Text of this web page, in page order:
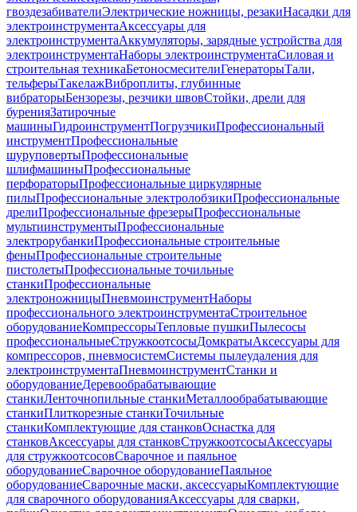
гвоздезабивателиЭлектрические ножницы, резакиНасадки для
электроинструментаАксессуары для
электроинструментаАккумуляторы, зарядные устройства для
электроинструментаНаборы электроинструментаСиловая и
строительная техникаБетоносмесителиГенераторыТали,
тельферыТакелажВиброплиты, глубинные
вибраторыБензорезы, резчики швовСтойки, дрели для
буренияЗатирочные
машиныГидроинструментПогрузчикиПрофессиональный
инструментПрофессиональные
шуруповертыПрофессиональные
шлифмашиныПрофессиональные
перфораторыПрофессиональные циркулярные
пилыПрофессиональные электролобзикиПрофессиональные
дрелиПрофессиональные фрезерыПрофессиональные
мультиинструментыПрофессиональные
электрорубанкиПрофессиональные строительные
феныПрофессиональные строительные
пистолетыПрофессиональные точильные
станкиПрофессиональные
электроножницыПневмоинструментНаборы
профессионального электроинструментаСтроительное
оборудованиеКомпрессорыТепловые пушкиПылесосы
профессиональныеСтружкоотсосыДомкратыАксессуары для
компрессоров, пневмосистемСистемы пылеудаления для
электроинструментаПневмоинструментСтанки и
оборудованиеДеревообрабатывающие
станкиЛенточнопильные станкиМеталлообрабатывающие
станкиПлиткорезные станкиТочильные
станкиКомплектующие для станковОснастка для
станковАксессуары для станковСтружкоотсосыАксессуары
для стружкоотсосовСварочное и паяльное
оборудованиеСварочное оборудованиеПаяльное
оборудованиеСварочные маски, аксессуарыКомплектующие
для сварочного оборудованияАксессуары для сварки,